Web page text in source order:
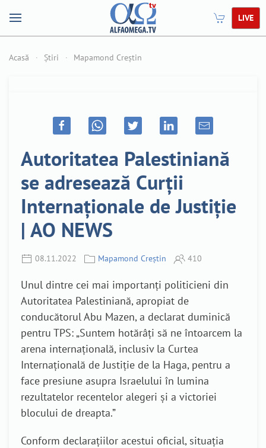
LIVE
Acasă Știri Mapamond Creștin
Autoritatea Palestiniană
se adresează Curții
Internaționale de Justiție
| AO NEWS
08.11.2022 Mapamond Creștin 410
Unul dintre cei mai importanți politicieni din
Autoritatea Palestiniană, apropiat de
conducătorul Abu Mazen, a declarat duminică
pentru TPS: „Suntem hotărâți să ne întoarcem la
arena internațională, inclusiv la Curtea
Internațională de Justiție de la Haga, pentru a
face presiune asupra Israelului în lumina
rezultatelor recentelor alegeri și a victoriei
blocului de dreapta.”
Conform declarațiilor acestui oficial, situația